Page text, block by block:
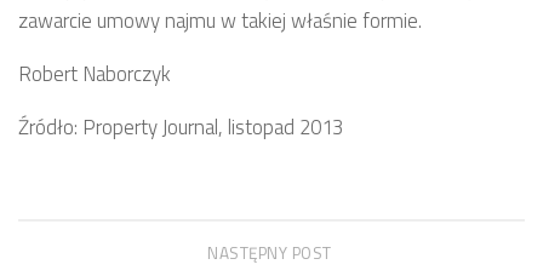
zawarcie umowy najmu w takiej właśnie formie.
Robert Naborczyk
Źródło: Property Journal, listopad 2013
NASTĘPNY POST